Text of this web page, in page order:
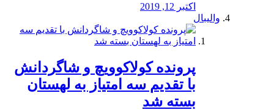
اکتبر 12, 2019
والیبال
پرونده کولاکوویچ و شاگردانش
با تقدیم سه امتیاز به لهستان
بسته شد